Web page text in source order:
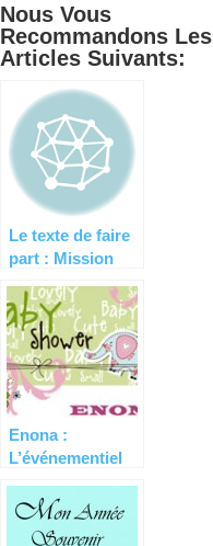
Nous Vous
Recommandons Les
Articles Suivants:
Le texte de faire
part : Mission
Enona :
L’événementiel
et les futures
mamans !